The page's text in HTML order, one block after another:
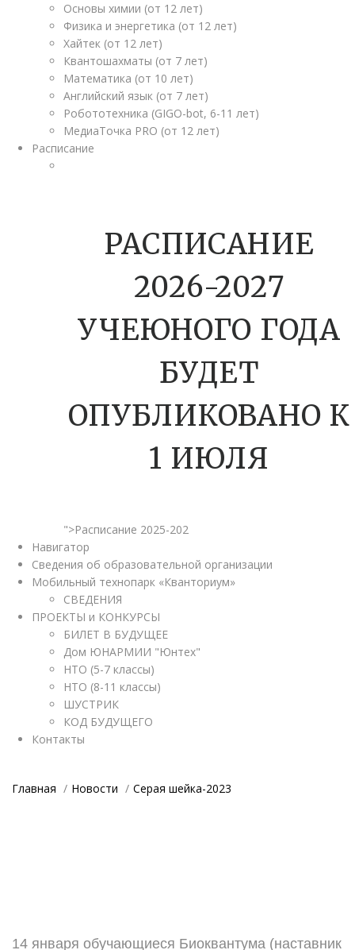
Основы химии (от 12 лет)
Физика и энергетика (от 12 лет)
Хайтек (от 12 лет)
Квантошахматы (от 7 лет)
Математика (от 10 лет)
Английский язык (от 7 лет)
Робототехника (GIGO-bot, 6-11 лет)
МедиаТочка PRO (от 12 лет)
Расписание
РАСПИСАНИЕ
2026-2027
УЧЕЮНОГО ГОДА
БУДЕТ
ОПУБЛИКОВАНО К
1 ИЮЛЯ
">Расписание 2025-202
Навигатор
Сведения об образовательной организации
Мобильный технопарк «Кванториум»
СВЕДЕНИЯ
ПРОЕКТЫ и КОНКУРСЫ
БИЛЕТ В БУДУЩЕЕ
Дом ЮНАРМИИ "Юнтех"
НТО (5-7 классы)
НТО (8-11 классы)
ШУСТРИК
КОД БУДУЩЕГО
Контакты
Главная Новости Серая шейка-2023
14 января обучающиеся Биоквантума (наставник